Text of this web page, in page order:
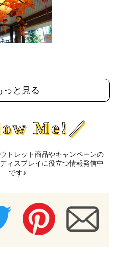
っと見る
Me!／
トレット商品やキャンペーンの
ィスプレイに役立つ情報発信中
です♪